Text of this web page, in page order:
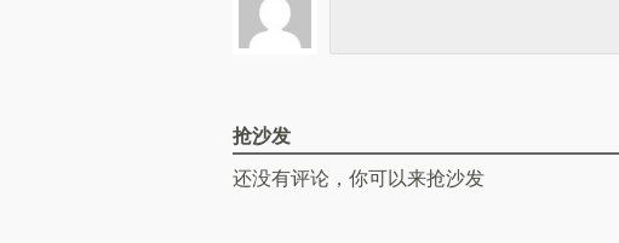
抢沙发
还没有评论，你可以来抢沙发